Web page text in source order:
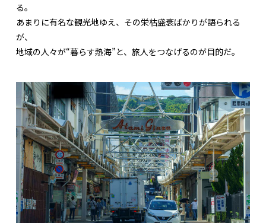
る。
あまりに有名な観光地ゆえ、その栄枯盛衰ばかりが語られる
が、
地域の人々が“暮らす熱海”と、旅人をつなげるのが目的だ。